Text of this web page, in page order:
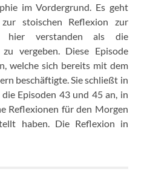
im Vordergrund. Es geht
stoischen Reflexion zur
hier verstanden als die
vergeben. Diese Episode
welche sich bereits mit dem
beschäftigte. Sie schließt in
Episoden 43 und 45 an, in
Reflexionen für den Morgen
haben. Die Reflexion in